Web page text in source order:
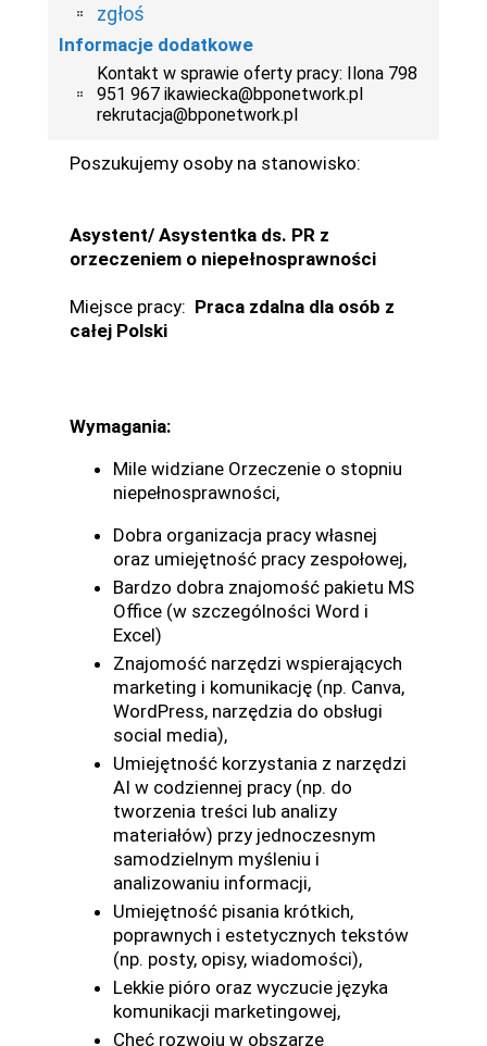
zgłoś
Informacje dodatkowe
Kontakt w sprawie oferty pracy: Ilona 798
951 967 ikawiecka@bponetwork.pl
rekrutacja@bponetwork.pl
Poszukujemy osoby na stanowisko:
Asystent/ Asystentka ds. PR z
orzeczeniem o niepełnosprawności
Miejsce pracy: Praca zdalna dla osób z
całej Polski
Wymagania:
Mile widziane Orzeczenie o stopniu
niepełnosprawności,
Dobra organizacja pracy własnej
oraz umiejętność pracy zespołowej,
Bardzo dobra znajomość pakietu MS
Office (w szczególności Word i
Excel)
Znajomość narzędzi wspierających
marketing i komunikację (np. Canva,
WordPress, narzędzia do obsługi
social media),
Umiejętność korzystania z narzędzi
AI w codziennej pracy (np. do
tworzenia treści lub analizy
materiałów) przy jednoczesnym
samodzielnym myśleniu i
analizowaniu informacji,
Umiejętność pisania krótkich,
poprawnych i estetycznych tekstów
(np. posty, opisy, wiadomości),
Lekkie pióro oraz wyczucie języka
komunikacji marketingowej,
Chęć rozwoju w obszarze